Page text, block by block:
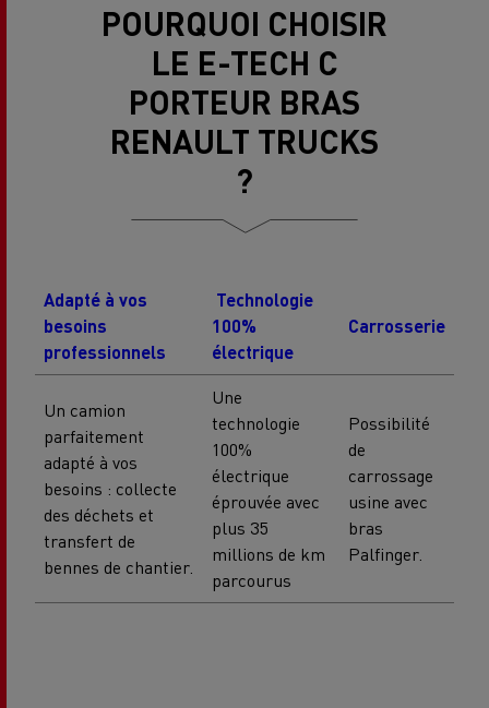
POURQUOI CHOISIR
LE E-TECH C
PORTEUR BRAS
RENAULT TRUCKS
?
Adapté à vos
besoins
professionnels
Technologie
100%
électrique
Carrosserie
Un camion
parfaitement
adapté à vos
besoins : collecte
des déchets et
transfert de
bennes de chantier.
Une
technologie
100%
électrique
éprouvée avec
plus 35
millions de km
parcourus
Possibilité
de
carrossage
usine avec
bras
Palfinger.